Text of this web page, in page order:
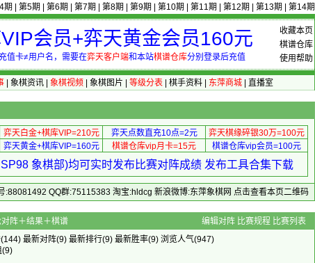
期 第5期 第6期 第7期 第8期 第9期 第10期 第11期 第12期 第13期 第14期
收藏本页
棋谱仓库
使用帮助
会员+弈天黄金会员160元
值卡≠用户名，需要在弈天客户端和本站棋谱仓库分别登录后充值
| 象棋资讯| 象棋视频 象棋图片 等级分表| 棋手资料| 东萍商城| 直播室
弈天白金+棋库VIP=210元 弈天点数直充10点=2元
弈天棋缘碎银30万=100元
弈天黄金+棋库VIP=160元 棋谱仓库vip月卡=15元 棋谱仓库vip会员=100元
象棋部)均可实时发布比赛对阵成绩 发布工具合集下载
QQ群:75115383 淘宝:hldcg 新浪微博:东萍象棋网 点击查看本页二维码
子快棋组第07轮对阵＋结果＋棋谱 编辑对阵 比赛规程 比赛列表
(144) 最新对阵(9) 最新排行(9) 最新胜率(9) 浏览人气(947)
(9)